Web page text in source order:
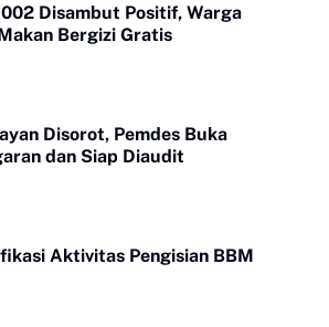
Disambut Positif, Warga
Bergizi Gratis
Disorot, Pemdes Buka
dan Siap Diaudit
Aktivitas Pengisian BBM